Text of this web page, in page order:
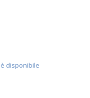
disponibile